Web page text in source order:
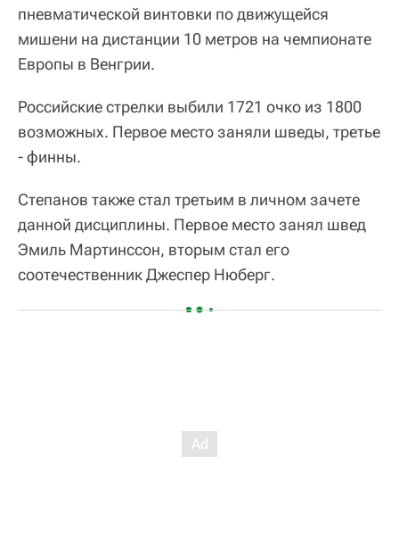
пневматической винтовки по движущейся
мишени на дистанции 10 метров на чемпионате
Европы в Венгрии.
Российские стрелки выбили 1721 очко из 1800
возможных. Первое место заняли шведы, третье
- финны.
Степанов также стал третьим в личном зачете
данной дисциплины. Первое место занял швед
Эмиль Мартинссон, вторым стал его
соотечественник Джеспер Нюберг.